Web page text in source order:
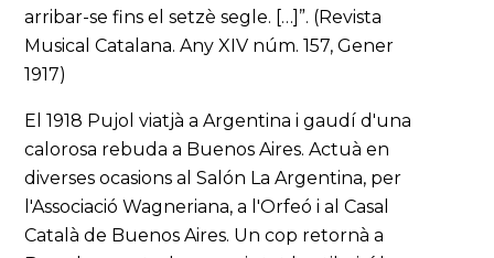
arribar-se fins el setzè segle. […]”. (Revista
Musical Catalana. Any XIV núm. 157, Gener
1917)
El 1918 Pujol viatjà a Argentina i gaudí d'una
calorosa rebuda a Buenos Aires. Actuà en
diverses ocasions al Salón La Argentina, per
l'Associació Wagneriana, a l'Orfeó i al Casal
Català de Buenos Aires. Un cop retornà a